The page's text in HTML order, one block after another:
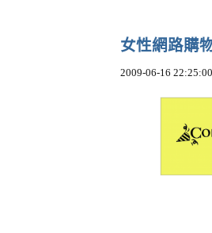
女性網路購
2009-06-16 22:25:00